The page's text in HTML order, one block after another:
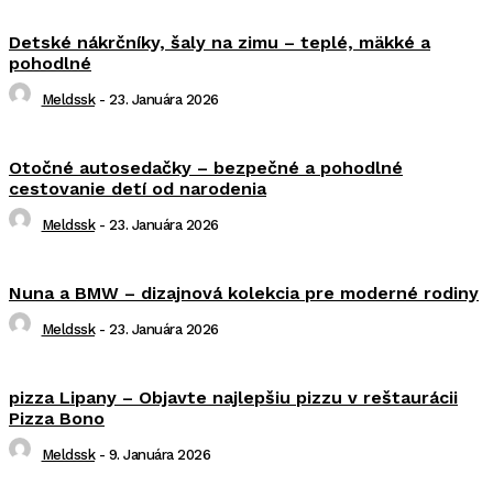
Detské nákrčníky, šaly na zimu – teplé, mäkké a
pohodlné
Meldssk - 23. Januára 2026
Otočné autosedačky – bezpečné a pohodlné
cestovanie detí od narodenia
Meldssk - 23. Januára 2026
Nuna a BMW – dizajnová kolekcia pre moderné rodiny
Meldssk - 23. Januára 2026
pizza Lipany – Objavte najlepšiu pizzu v reštaurácii
Pizza Bono
Meldssk - 9. Januára 2026